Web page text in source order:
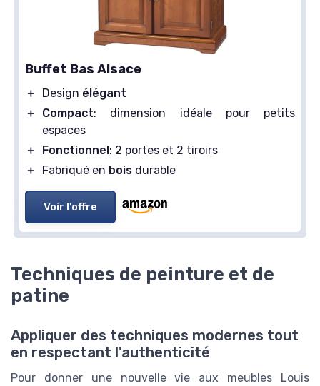
Buffet Bas Alsace
＋ Design élégant
＋
Compact: dimension idéale pour petits
espaces
＋
Fonctionnel : 2 portes et 2 tiroirs
＋
Fabriqué en bois durable
Voir l'offre
Techniques de peinture et de
patine
Appliquer des techniques modernes tout
en respectant l'authenticité
Pour donner une nouvelle vie aux meubles Louis